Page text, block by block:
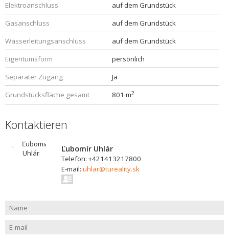
Elektroanschluss
auf dem Grundstück
Gasanschluss
auf dem Grundstück
Wasserleitungsanschluss
auf dem Grundstück
Eigentumsform
persönlich
Separater Zugang
Ja
Grundstücksfläche gesamt
801 m2
Kontaktieren
Ľubomír Uhlár
Telefon: +421413217800
E-mail: uhlar@tureality.sk